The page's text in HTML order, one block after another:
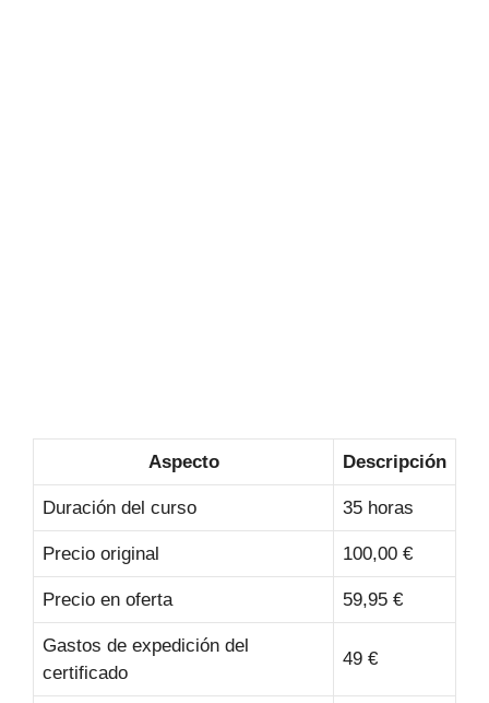
Aspecto Descripción
Duración del curso 35 horas
Precio original 100,00 €
Precio en oferta 59,95 €
Gastos de expedición del
certificado
49 €